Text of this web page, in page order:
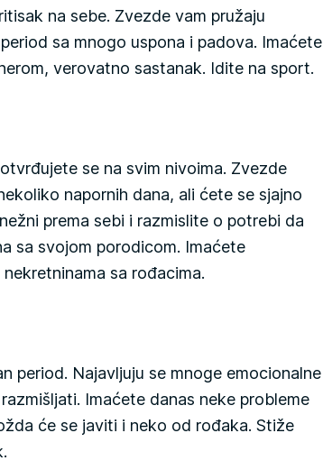
na sebe. Zvezde vam pružaju
sa mnogo uspona i padova. Imaćete
verovatno sastanak. Idite na sport.
se na svim nivoima. Zvezde
napornih dana, ali ćete se sjajno
prema sebi i razmislite o potrebi da
sa svojom porodicom. Imaćete
sa rođacima.
period. Najavljuju se mnoge emocionalne
Imaćete danas neke probleme
će se javiti i neko od rođaka. Stiže